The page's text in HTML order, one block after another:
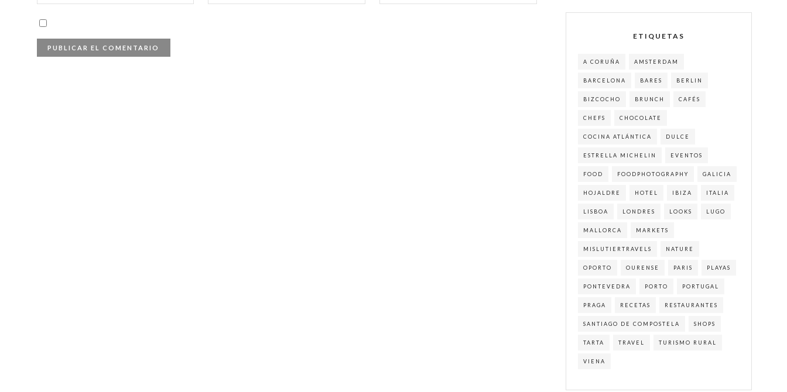
ETIQUETAS
A CORUÑA AMSTERDAM
BARCELONA BARES BERLIN
BIZCOCHO BRUNCH CAFÉS
CHEFS CHOCOLATE
COCINA ATLÁNTICA DULCE
ESTRELLA MICHELIN EVENTOS
FOOD FOODPHOTOGRAPHY GALICIA
HOJALDRE HOTEL IBIZA ITALIA
LISBOA LONDRES LOOKS LUGO
MALLORCA MARKETS
MISLUTIERTRAVELS NATURE
OPORTO OURENSE PARIS PLAYAS
PONTEVEDRA PORTO PORTUGAL
PRAGA RECETAS RESTAURANTES
SANTIAGO DE COMPOSTELA SHOPS
TARTA TRAVEL TURISMO RURAL
VIENA